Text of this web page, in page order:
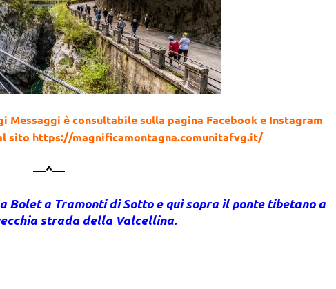
Messaggi è consultabile sulla pagina Facebook e Instagram
sito https://magnificamontagna.comunitafvg.it/
—^—
Bolet a Tramonti di Sotto e qui sopra il ponte tibetano a
strada della Valcellina.